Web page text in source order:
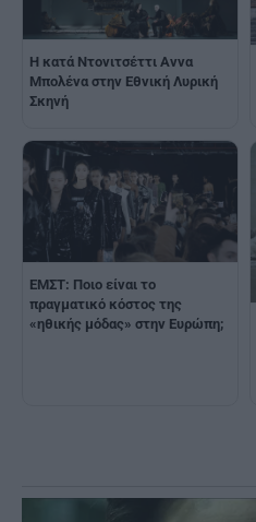
Η κατά Ντονιτσέττι Αννα
Μπολένα στην Εθνική Λυρική
Σκηνή
ΕΜΣΤ: Ποιο είναι το
πραγματικό κόστος της
«ηθικής μόδας» στην Ευρώπη;